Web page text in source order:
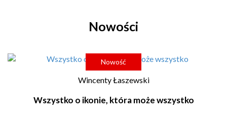
Nowości
Nowość
Wincenty Łaszewski
Wszystko o ikonie, która może wszystko